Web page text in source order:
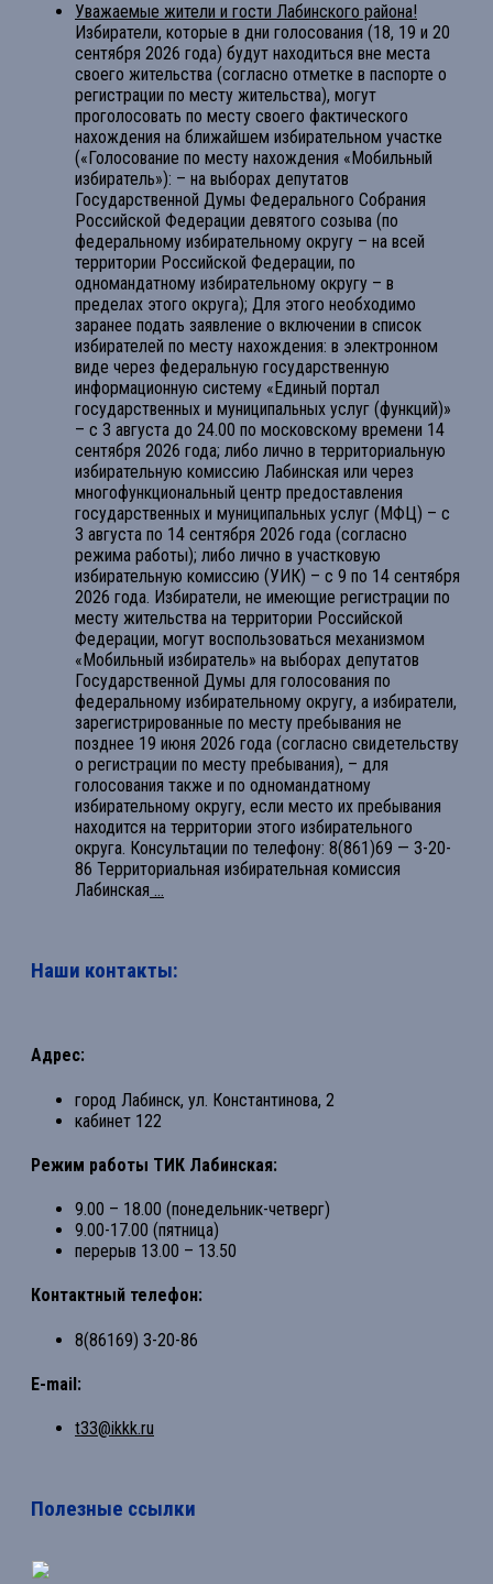
Уважаемые жители и гости Лабинского района!
Избиратели, которые в дни голосования (18, 19 и 20
сентября 2026 года) будут находиться вне места
своего жительства (согласно отметке в паспорте о
регистрации по месту жительства), могут
проголосовать по месту своего фактического
нахождения на ближайшем избирательном участке
(«Голосование по месту нахождения «Мобильный
избиратель»): – на выборах депутатов
Государственной Думы Федерального Собрания
Российской Федерации девятого созыва (по
федеральному избирательному округу – на всей
территории Российской Федерации, по
одномандатному избирательному округу – в
пределах этого округа); Для этого необходимо
заранее подать заявление о включении в список
избирателей по месту нахождения: в электронном
виде через федеральную государственную
информационную систему «Единый портал
государственных и муниципальных услуг (функций)»
– с 3 августа до 24.00 по московскому времени 14
сентября 2026 года; либо лично в территориальную
избирательную комиссию Лабинская или через
многофункциональный центр предоставления
государственных и муниципальных услуг (МФЦ) – с
3 августа по 14 сентября 2026 года (согласно
режима работы); либо лично в участковую
избирательную комиссию (УИК) – с 9 по 14 сентября
2026 года. Избиратели, не имеющие регистрации по
месту жительства на территории Российской
Федерации, могут воспользоваться механизмом
«Мобильный избиратель» на выборах депутатов
Государственной Думы для голосования по
федеральному избирательному округу, а избиратели,
зарегистрированные по месту пребывания не
позднее 19 июня 2026 года (согласно свидетельству
о регистрации по месту пребывания), – для
голосования также и по одномандатному
избирательному округу, если место их пребывания
находится на территории этого избирательного
округа. Консультации по телефону: 8(861)69 — 3-20-
86 Территориальная избирательная комиссия
Лабинская ...
Наши контакты:
Адрес:
город Лабинск, ул. Константинова, 2
кабинет 122
Режим работы ТИК Лабинская:
9.00 – 18.00 (понедельник-четверг)
9.00-17.00 (пятница)
перерыв 13.00 – 13.50
Контактный телефон:
8(86169) 3-20-86
E-mail:
t33@ikkk.ru
Полезные ссылки